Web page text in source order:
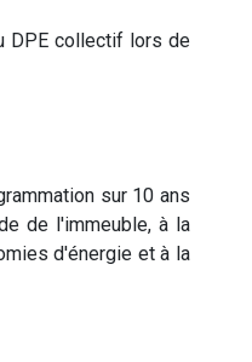
DPE collectif lors de
sur 10 ans
de l'immeuble, à la
d'énergie et à la